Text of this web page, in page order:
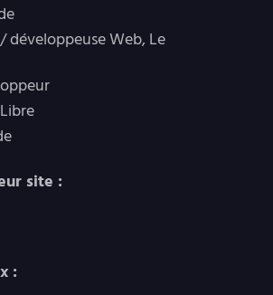
développeuse Web, Le
site :
: